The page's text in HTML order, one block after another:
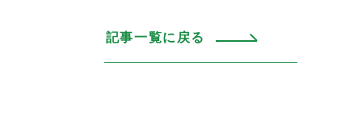
記事一覧に戻る